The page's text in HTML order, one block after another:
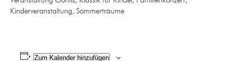
Kinderveranstaltung, Sommerträume
Zum Kalender hinzufügen